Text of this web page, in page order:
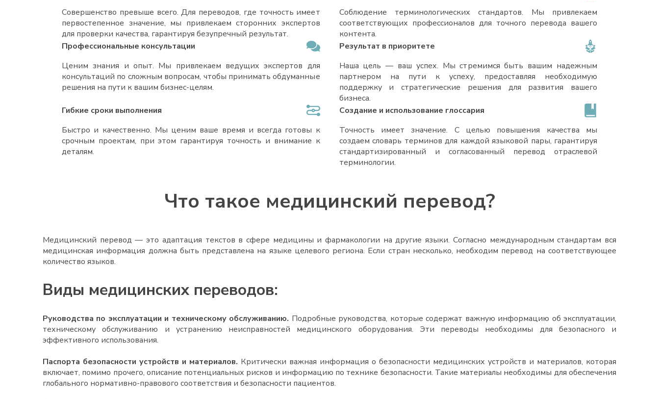
Совершенство превыше всего. Для переводов, где точность имеет
первостепенное значение, мы привлекаем сторонних экспертов
для проверки качества, гарантируя безупречный результат.
Соблюдение терминологических стандартов. Мы привлекаем
соответствующих профессионалов для точного перевода вашего
контента.
Профессиональные консультации
Ценим знания и опыт. Мы привлекаем ведущих экспертов для
консультаций по сложным вопросам, чтобы принимать обдуманные
решения на пути к вашим бизнес-целям.
Результат в приоритете
Наша цель — ваш успех. Мы стремимся быть вашим надежным
партнером на пути к успеху, предоставляя необходимую
поддержку и стратегические решения для развития вашего
бизнеса.
Гибкие сроки выполнения
Быстро и качественно. Мы ценим ваше время и всегда готовы к
срочным проектам, при этом гарантируя точность и внимание к
деталям.
Создание и использование глоссария
Точность имеет значение. С целью повышения качества мы
создаем словарь терминов для каждой языковой пары, гарантируя
стандартизированный и согласованный перевод отраслевой
терминологии.
Что такое медицинский перевод?
Медицинский перевод — это адаптация текстов в сфере медицины и фармакологии на другие языки. Согласно международным стандартам вся
медицинская информация должна быть представлена на языке целевого региона. Если стран несколько, необходим перевод на соответствующее
количество языков.
Виды медицинских переводов:
Руководства по эксплуатации и техническому обслуживанию. Подробные руководства, которые содержат важную информацию об эксплуатации,
техническому обслуживанию и устранению неисправностей медицинского оборудования. Эти переводы необходимы для безопасного и
эффективного использования.
Паспорта безопасности устройств и материалов. Критически важная информация о безопасности медицинских устройств и материалов, которая
включает, помимо прочего, описание потенциальных рисков и информацию по технике безопасности. Такие материалы необходимы для обеспечения
глобального нормативно-правового соответствия и безопасности пациентов.